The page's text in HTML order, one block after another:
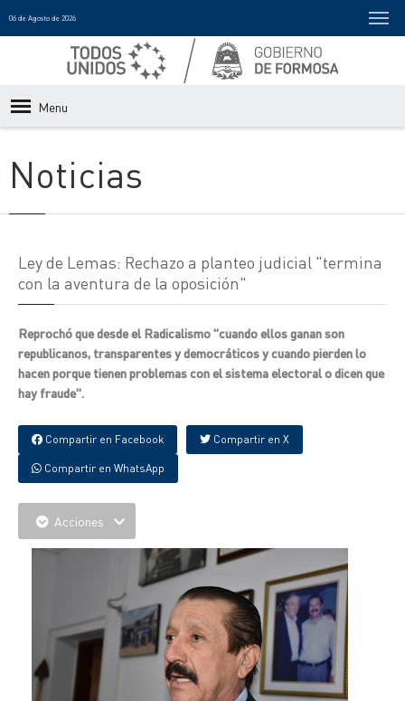
06 de Agosto de 2026
Menu
Noticias
Ley de Lemas: Rechazo a planteo judicial "termina
con la aventura de la oposición"
Reprochó que desde el Radicalismo "cuando ellos ganan son
republicanos, transparentes y democráticos y cuando pierden lo
hacen porque tienen problemas con el sistema electoral o dicen que
hay fraude".
Compartir en Facebook Compartir en X
Compartir en WhatsApp
Acciones